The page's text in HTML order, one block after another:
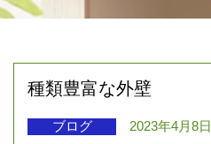
種類豊富な外壁
ブログ 2023年4月8日